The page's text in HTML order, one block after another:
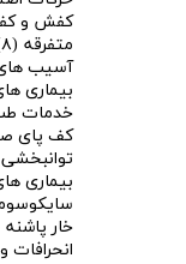
کفش و
متفرقه (۸)
آسیب
بیماری
خدمات
کف پای
بیماری
خار پاشنه